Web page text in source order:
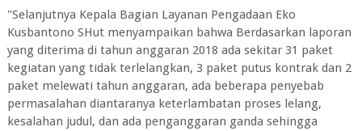
"Selanjutnya Kepala Bagian Layanan Pengadaan Eko
Kusbantono SHut menyampaikan bahwa Berdasarkan laporan
yang diterima di tahun anggaran 2018 ada sekitar 31 paket
kegiatan yang tidak terlelangkan, 3 paket putus kontrak dan 2
paket melewati tahun anggaran, ada beberapa penyebab
permasalahan diantaranya keterlambatan proses lelang,
kesalahan judul, dan ada penganggaran ganda sehingga